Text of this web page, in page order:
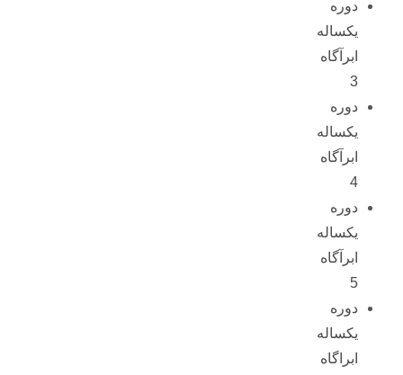
دوره
یکساله
ابرآگاه
3
دوره
یکساله
ابرآگاه
4
دوره
یکساله
ابرآگاه
5
دوره
یکساله
ابراگاه